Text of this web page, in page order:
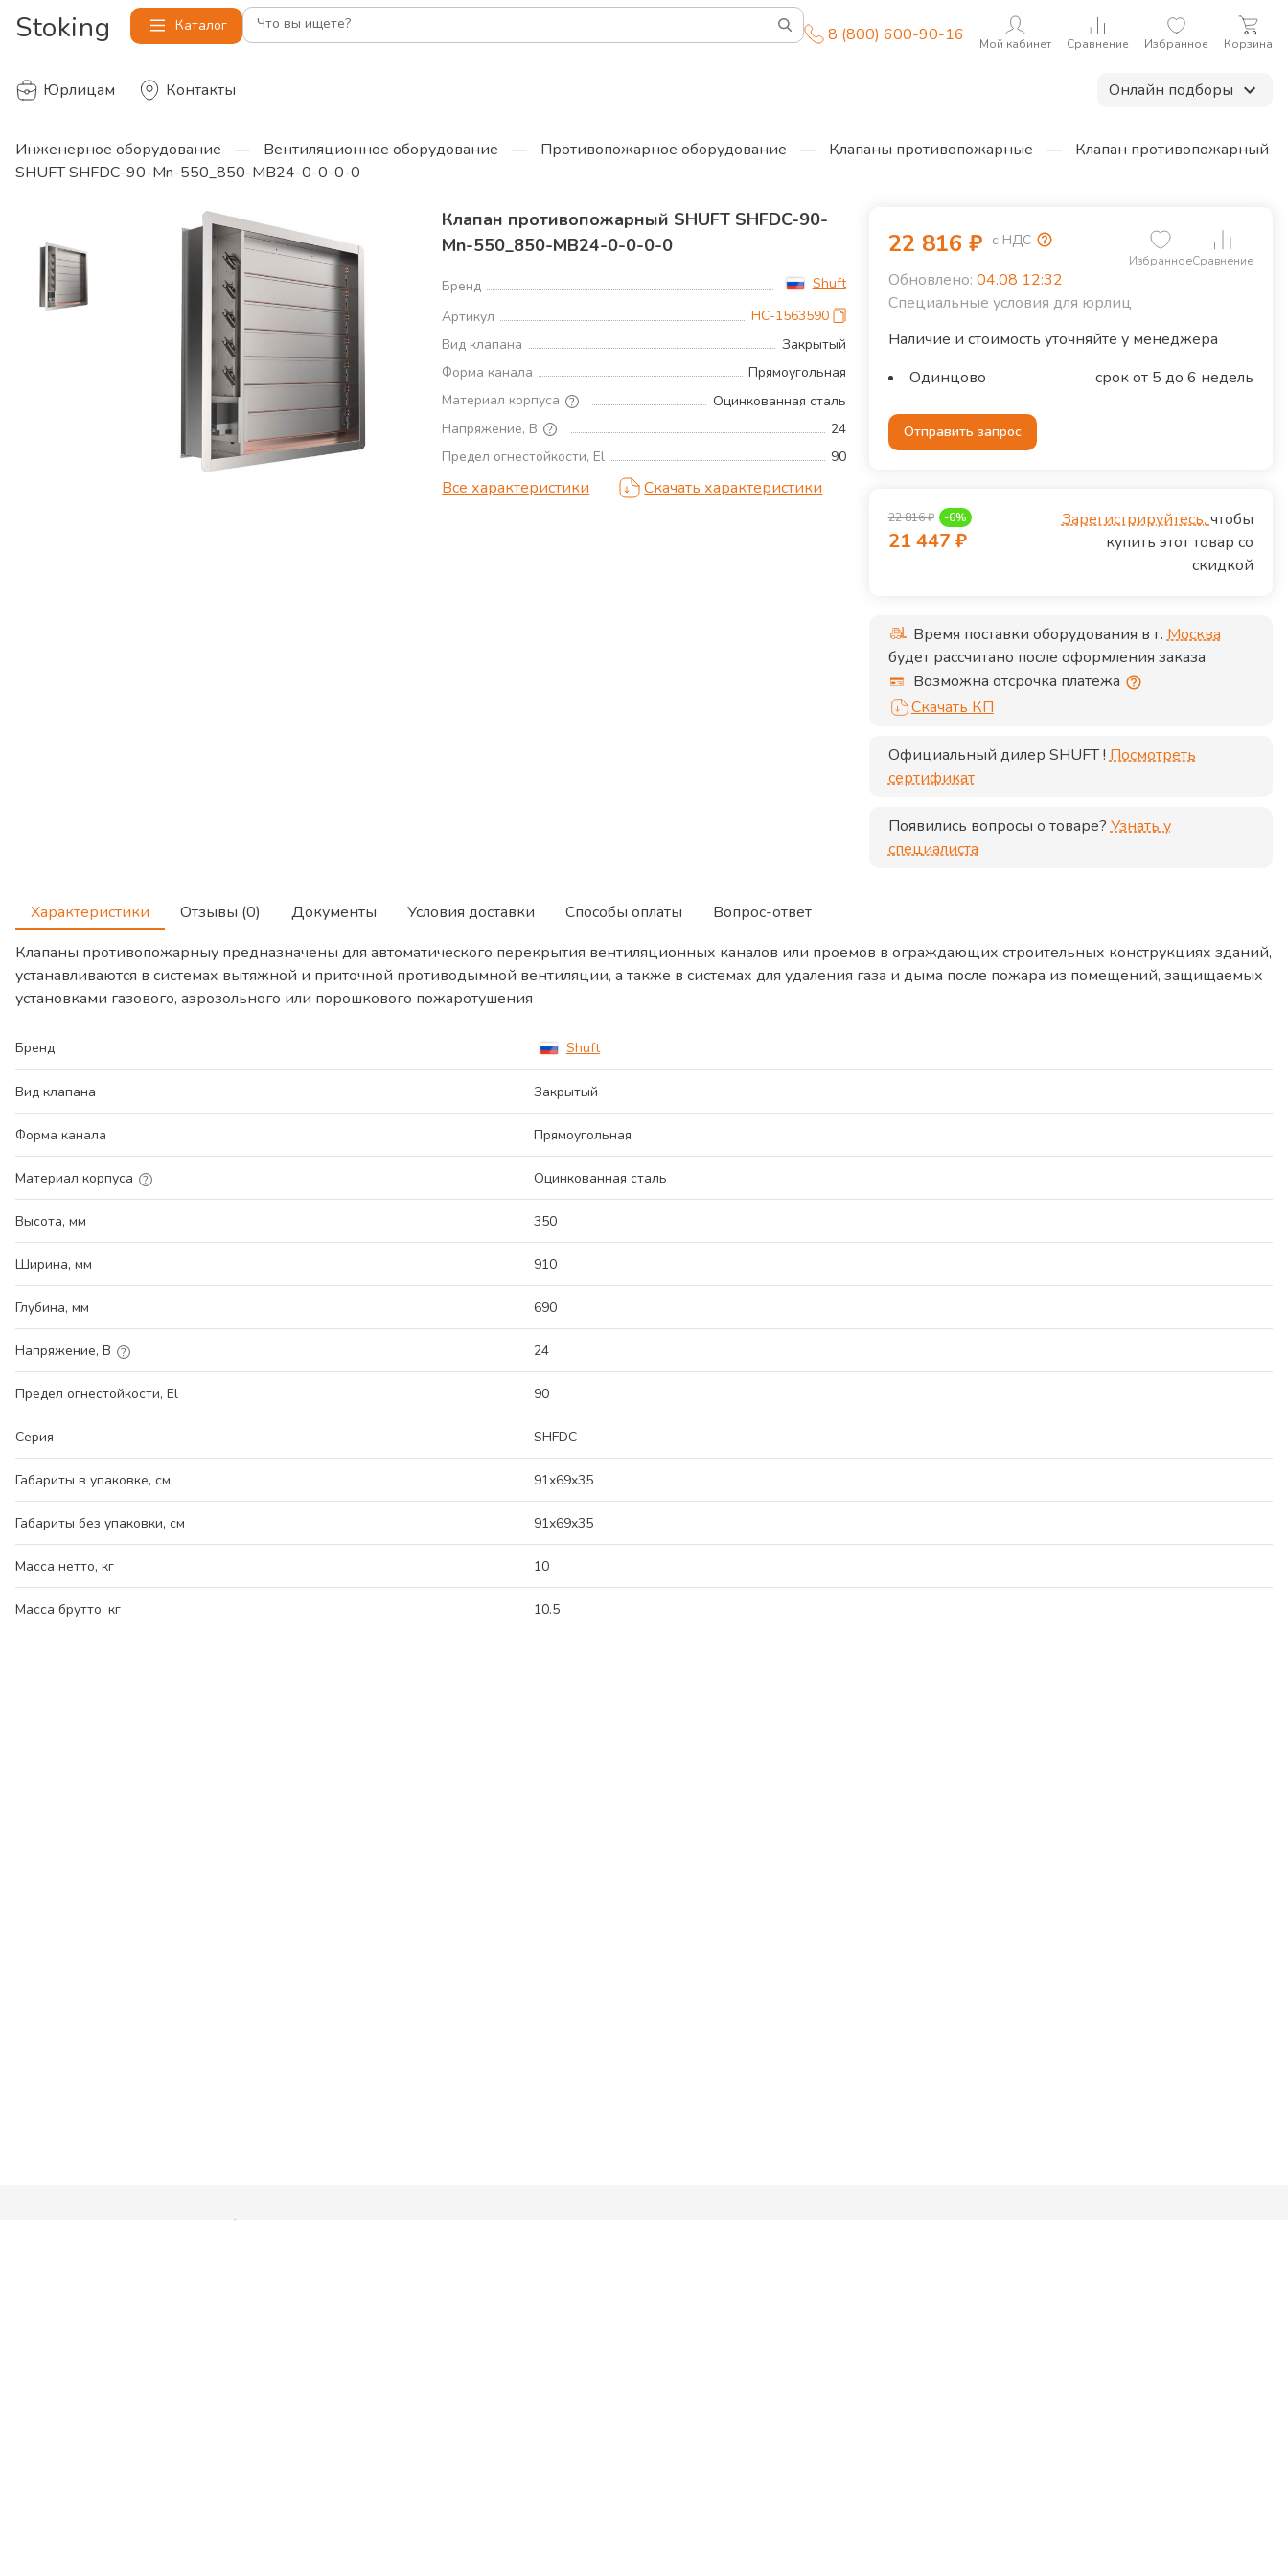
Stoking Каталог Что вы ищете? 8 (800) 600-90-16 Мой кабинет Сравнение Избранное Корзина
Юрлицам Контакты Онлайн подборы
Инженерное оборудование — Вентиляционное оборудование — Противопожарное оборудование — Клапаны противопожарные —
Клапан противопожарный
SHUFT SHFDC-90-Mn-550_850-MB24-0-0-0-0
Клапан противопожарный SHUFT SHFDC-90-
Mn-550_850-MB24-0-0-0-0
Бренд
Shuft
Артикул
НС-1563590
Вид клапана
Закрытый
Форма канала
Прямоугольная
Материал корпуса
Оцинкованная сталь
Напряжение, В
24
Предел огнестойкости, El
90
Все характеристики Скачать характеристики
22 816 ₽ с НДС
ИзбранноеСравнение
Обновлено: 04.08 12:32
Специальные условия для юрлиц
Наличие и стоимость уточняйте у менеджера
Одинцово
срок от 5 до 6 недель
Отправить запрос
22 816₽ -6%
21 447 ₽
Зарегистрируйтесь,чтобы
купить этот товар со
скидкой
Время поставки оборудования в г.Москва
будет рассчитано после оформления заказа
Возможна отсрочка платежа
Скачать КП
Официальный дилер SHUFT! Посмотреть
сертификат
Появились вопросы о товаре? Узнать у
специалиста
Характеристики Отзывы (0) Документы Условия доставки Способы оплаты
Вопрос-ответ
Клапаны противопожарныу предназначены для автоматического перекрытия вентиляционных каналов или проемов в ограждающих строительных конструкциях зданий,
устанавливаются в системах вытяжной и приточной противодымной вентиляции, а также в системах для удаления газа и дыма после пожара из помещений, защищаемых
установками газового, аэрозольного или порошкового пожаротушения
Бренд Shuft
Вид клапана Закрытый
Форма канала Прямоугольная
Материал корпуса Оцинкованная сталь
Высота, мм 350
Ширина, мм 910
Глубина, мм 690
Напряжение, В 24
Предел огнестойкости, El 90
Серия SHFDC
Габариты в упаковке, см 91x69x35
Габариты без упаковки, см 91x69x35
Масса нетто, кг 10
Масса брутто, кг 10.5
Компания